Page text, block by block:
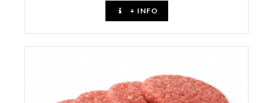
+ INFO